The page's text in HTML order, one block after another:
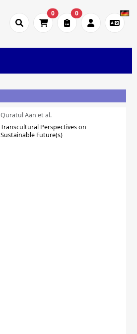
0 0
Quratul Aan et al.
Transcultural Perspectives on
Sustainable Future(s)